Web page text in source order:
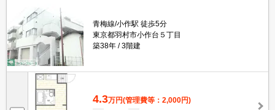
青梅線/小作駅 徒歩5分
東京都羽村市小作台５丁目
築38年
3階建
4.3万円(管理費等：2,000円)